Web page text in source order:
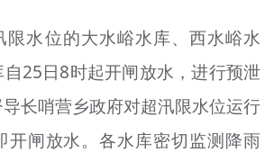
水位的大水峪水库、西水峪水
25日8时起开闸放水，进行预泄
长哨营乡政府对超汛限水位运行
开闸放水。各水库密切监测降雨